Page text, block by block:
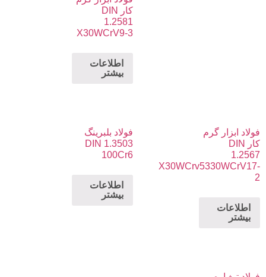
کار DIN
1.2581
X30WCrV9-3
اطلاعات
بیشتر
فولاد ابزار گرم
کار DIN
1.2567
X30WCrv5330WCrV17-
2
اطلاعات
بیشتر
فولاد بلبرینگ
DIN 1.3503
100Cr6
اطلاعات
بیشتر